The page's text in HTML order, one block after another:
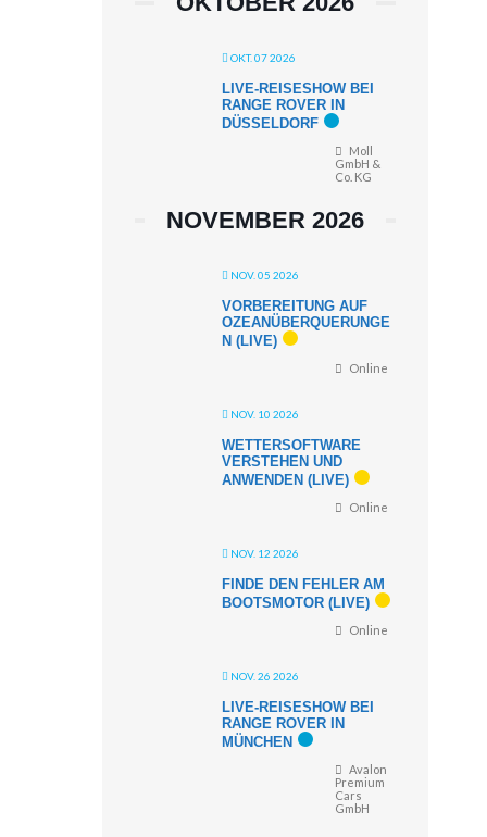
OKT. 07 2026
LIVE-REISESHOW BEI
RANGE ROVER IN
DÜSSELDORF
Moll
GmbH &
Co. KG
NOVEMBER 2026
NOV. 05 2026
VORBEREITUNG AUF
OZEANÜBERQUERUNGE
N (LIVE)
Online
NOV. 10 2026
WETTERSOFTWARE
VERSTEHEN UND
ANWENDEN (LIVE)
Online
NOV. 12 2026
FINDE DEN FEHLER AM
BOOTSMOTOR (LIVE)
Online
NOV. 26 2026
LIVE-REISESHOW BEI
RANGE ROVER IN
MÜNCHEN
Avalon
Premium
Cars
GmbH